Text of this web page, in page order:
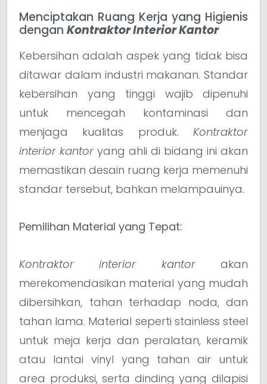
Menciptakan Ruang Kerja yang Higienis
dengan Kontraktor Interior Kantor
Kebersihan adalah aspek yang tidak bisa
ditawar dalam industri makanan. Standar
kebersihan yang tinggi wajib dipenuhi
untuk mencegah kontaminasi dan
menjaga kualitas produk. Kontraktor
interior kantor yang ahli di bidang ini akan
memastikan desain ruang kerja memenuhi
standar tersebut, bahkan melampauinya.
Pemilihan Material yang Tepat:
Kontraktor interior kantorakan
merekomendasikan material yang mudah
dibersihkan, tahan terhadap noda, dan
tahan lama. Material seperti stainless steel
untuk meja kerja dan peralatan, keramik
atau lantai vinyl yang tahan air untuk
area produksi, serta dinding yang dilapisi